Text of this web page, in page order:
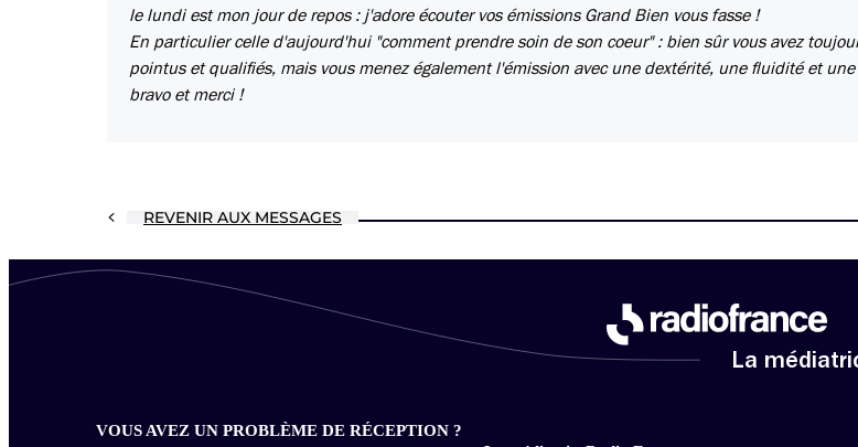
le lundi est mon jour de repos : j'adore écouter vos émissions Grand Bien vous fasse !
En particulier celle d'aujourd'hui "comment prendre soin de son coeur" : bien sûr vous avez
pointus et qualifiés, mais vous menez également l'émission avec une dextérité, une fluidité et une
bravo et merci !
REVENIR AUX MESSAGES
La
VOUS AVEZ UN PROBLÈME DE RÉCEPTION ?